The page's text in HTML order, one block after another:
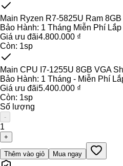
Main Ryzen R7-5825U Ram 8GB
Bảo Hành: 1 Tháng Miễn Phí
Giá ưu đãi4.800.000 ₫
Còn: 1sp
Main CPU I7-1255U 8GB VGA
Bảo Hành: 1 Tháng - Miễn Phí
Giá ưu đãi5.400.000 ₫
Còn: 1sp
Số lượng
-
1
+
Thêm vào giỏ Mua ngay